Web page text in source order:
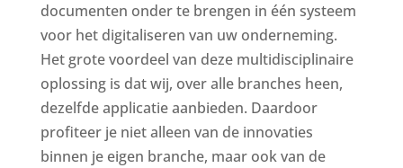
documenten onder te brengen in één systeem
voor het digitaliseren van uw onderneming.
Het grote voordeel van deze multidisciplinaire
oplossing is dat wij, over alle branches heen,
dezelfde applicatie aanbieden. Daardoor
profiteer je niet alleen van de innovaties
binnen je eigen branche, maar ook van de